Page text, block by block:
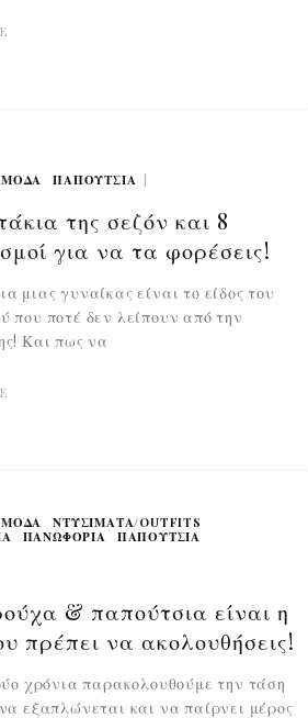
ΜΟΔΑ ΠΑΠΟΥΤΣΙΑ
της σεζόν και 8
για να τα φορέσεις!
μιας γυναίκας είναι το είδος του
που ποτέ δεν λείπουν από την
Και πως να
ΜΟΔΑ
ΝΤΥΣΊΜΑΤΑ/OUTFITS
ΠΑΝΩΦΌΡΙΑ ΠΑΠΟΥΤΣΙΑ
& παπούτσια είναι η
πρέπει να ακολουθήσεις!
χρόνια παρακολουθούμε την τάση
εξαπλώνεται και να παίρνει μέρος